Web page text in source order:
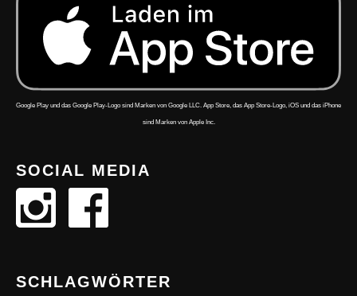
Google Play und das Google Play-Logo sind Marken von Google LLC. App Store, das App Store-Logo, iOS und das iPhone
sind Marken von Apple Inc.
SOCIAL MEDIA
SCHLAGWÖRTER